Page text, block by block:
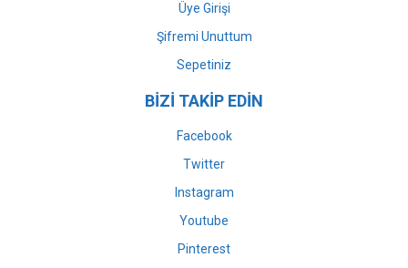
Üye Girişi
Şifremi Unuttum
Sepetiniz
BİZİ TAKİP EDİN
Facebook
Twitter
Instagram
Youtube
Pinterest